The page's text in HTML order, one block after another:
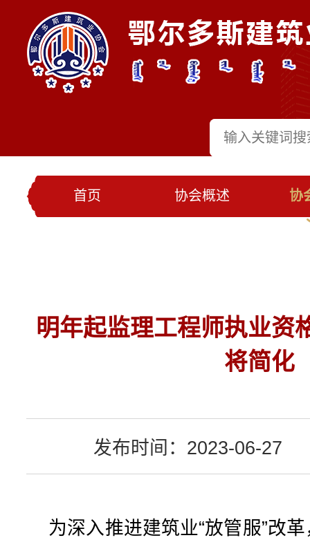
首页 协会概述 协
明年起监理工程师执业资
将简化
发布时间：2023-06-27
为深入推进建筑业“放管服”改